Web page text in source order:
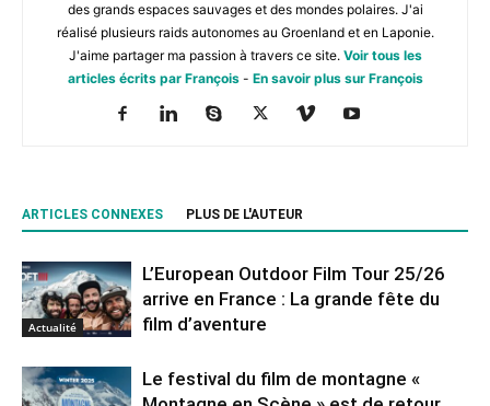
des grands espaces sauvages et des mondes polaires. J'ai
réalisé plusieurs raids autonomes au Groenland et en Laponie.
J'aime partager ma passion à travers ce site. Voir tous les
articles écrits par François- En savoir plus sur François
ARTICLES CONNEXES PLUS DE L'AUTEUR
Actualité
L’European Outdoor Film Tour 25/26
arrive en France : La grande fête du
film d’aventure
Le festival du film de montagne «